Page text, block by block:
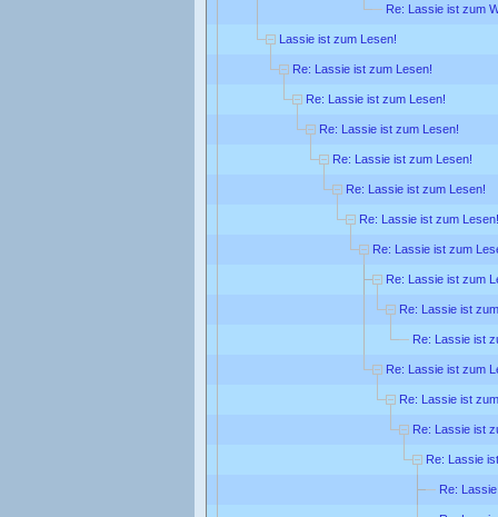
Re: Lassie ist zum
Lassie ist zum Lesen!
Re: Lassie ist zum Lesen!
Re: Lassie ist zum Lesen!
Re: Lassie ist zum Lesen!
Re: Lassie ist zum Lesen!
Re: Lassie ist zum Lesen!
Re: Lassie ist zum Lesen!
Re: Lassie ist zum
Re: Lassie ist zum
Re: Lassie ist
Re: Lassie ist
Re: Lassie ist zum
Re: Lassie ist
Re: Lassie ist
Re: Lassie
Re: